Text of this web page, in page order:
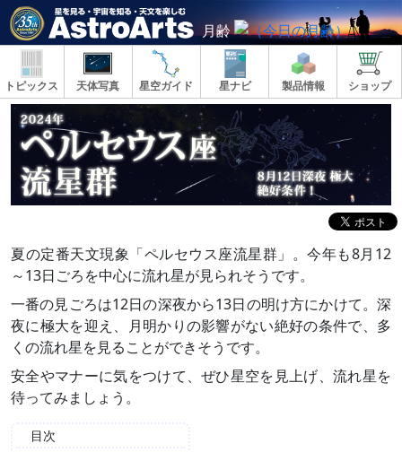
月齢
トピックス 天体写真 星空ガイド 星ナビ 製品情報 ショップ
夏の定番天文現象「ペルセウス座流星群」。今年も8月12
～13日ごろを中心に流れ星が見られそうです。
一番の見ごろは12日の深夜から13日の明け方にかけて。深
夜に極大を迎え、月明かりの影響がない絶好の条件で、多
くの流れ星を見ることができそうです。
安全やマナーに気をつけて、ぜひ星空を見上げ、流れ星を
待ってみましょう。
目次